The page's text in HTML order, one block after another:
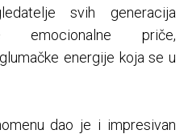
svih generacija
emocionalne priče,
energije koja se u
dao je i impresivan